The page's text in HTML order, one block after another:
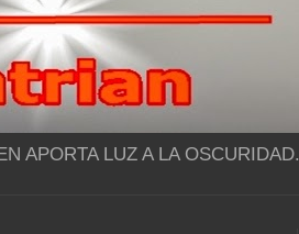
APORTA LUZ A LA OSCURIDAD.